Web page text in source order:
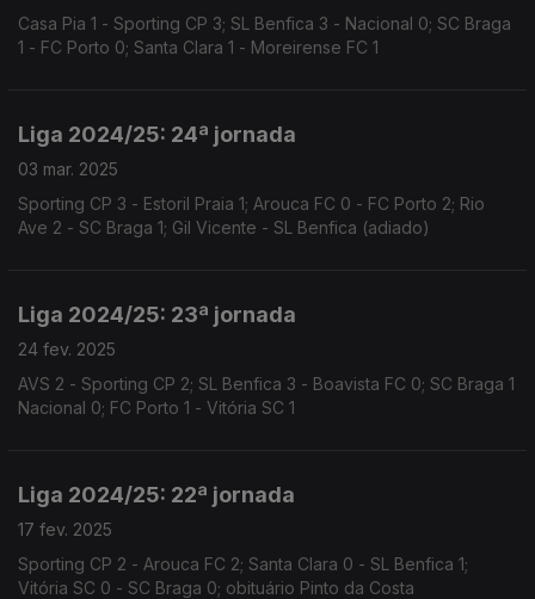
Casa Pia 1 - Sporting CP 3; SL Benfica 3 - Nacional 0; SC Braga
1 - FC Porto 0; Santa Clara 1 - Moreirense FC 1
Liga 2024/25: 24ª jornada
03 mar. 2025
Sporting CP 3 - Estoril Praia 1; Arouca FC 0 - FC Porto 2; Rio
Ave 2 - SC Braga 1; Gil Vicente - SL Benfica (adiado)
Liga 2024/25: 23ª jornada
24 fev. 2025
AVS 2 - Sporting CP 2; SL Benfica 3 - Boavista FC 0; SC Braga 1
Nacional 0; FC Porto 1 - Vitória SC 1
Liga 2024/25: 22ª jornada
17 fev. 2025
Sporting CP 2 - Arouca FC 2; Santa Clara 0 - SL Benfica 1;
Vitória SC 0 - SC Braga 0; obituário Pinto da Costa